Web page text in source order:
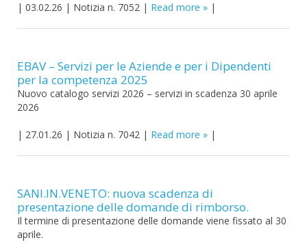
| 03.02.26 | Notizia n. 7052 | Read more |
EBAV – Servizi per le Aziende e per i Dipendenti
per la competenza 2025
Nuovo catalogo servizi 2026 – servizi in scadenza 30 aprile
2026
| 27.01.26 | Notizia n. 7042 | Read more |
SANI.IN.VENETO: nuova scadenza di
presentazione delle domande di rimborso.
Il termine di presentazione delle domande viene fissato al 30
aprile.